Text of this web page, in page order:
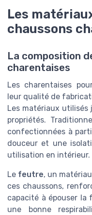
Les
chaussons
La composition
charentaises
Les charentaises
leur qualité de
Les matériaux
propriétés.
confectionnées à
douceur et une
utilisation en intérieur.
Le feutre, un
ces chaussons,
capacité à épouser
une bonne